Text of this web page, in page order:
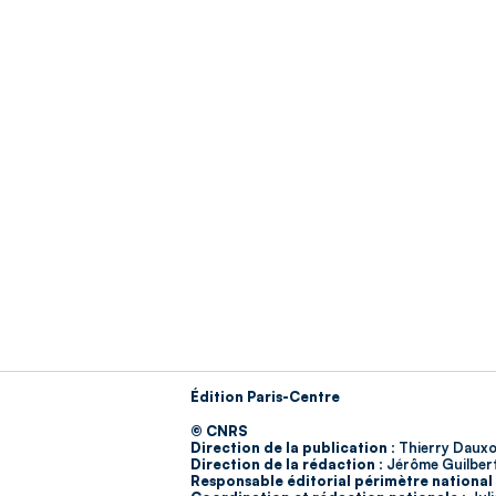
Édition Paris-Centre
© CNRS
Direction de la publication : Thierry
Direction de la rédaction : Jérôme
Responsable éditorial périmètre national